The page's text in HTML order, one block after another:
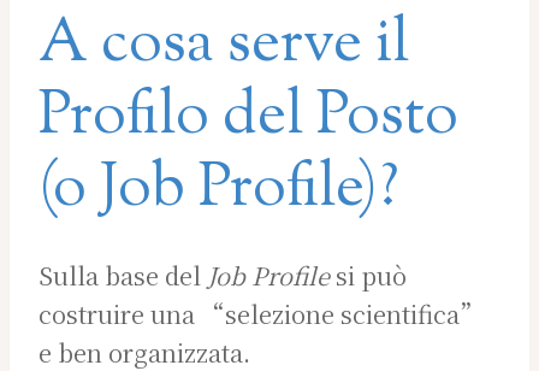
A cosa serve il
Profilo del Posto
(o Job Profile)?
Sulla base del Job Profilesi può
costruire una “selezione scientifica”
e ben organizzata.